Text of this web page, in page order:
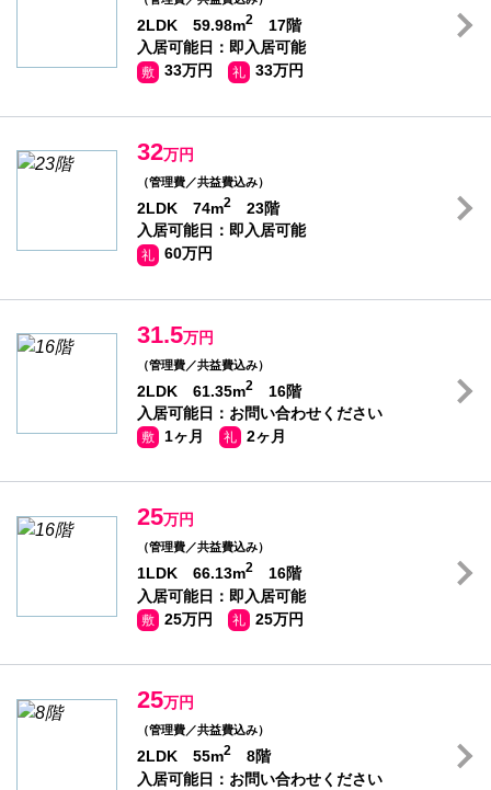
2LDK 59.98m2
17階
入居可能日：即入居可能
敷 33万円 礼 33万円
32万円
（管理費／共益費込み）
2LDK 74m2
23階
入居可能日：即入居可能
礼 60万円
31.5万円
（管理費／共益費込み）
2LDK 61.35m2
16階
入居可能日：お問い合わせください
敷 1ヶ月 礼 2ヶ月
25万円
（管理費／共益費込み）
1LDK 66.13m2
16階
入居可能日：即入居可能
敷 25万円 礼 25万円
25万円
（管理費／共益費込み）
2LDK 55m2
8階
入居可能日：お問い合わせください